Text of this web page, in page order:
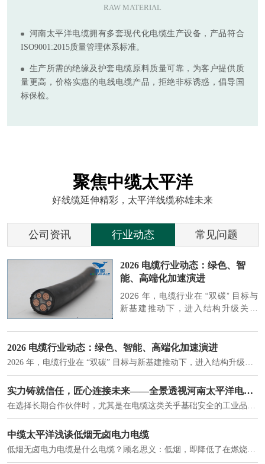
RAW MATERIAL
河南太平洋电缆拥有多套现代化电缆生产设备，产品符合
ISO9001:2015质量管理体系标准。
生产所需的绝缘及护套电缆原料质量可靠，为客户提供质
量更高，价格实惠的电线电缆产品，拒绝非标诱惑，倡导国
标保检。
聚焦中缆太平洋
好线缆延伸精彩，太平洋线缆称雄未来
公司资讯 行业动态 常见问题
2026 电缆行业动态：绿色、智
能、高端化加速演进
2026 年，电缆行业在 “双碳” 目标与
新基建推动下，进入结构升级关键
大清晰趋势，市场格局持续优化。
2026 电缆行业动态：绿色、智能、高端化加速演进
实力铸就信任，匠心连接未来——全景透视河南太平洋电缆厂
在选择长期合作伙伴时，尤其是在电缆这类关乎基础安全的工业品上，供应商的“内在实力”远比一纸报价单更重要。今天，我们邀请您“云参观”河南太平洋电缆厂，透过每一个细节，看我们如何将“可靠”二字，铸入每一米电缆。
中缆太平洋浅谈低烟无卤电力电缆
低烟无卤电力电缆是什么电缆？顾名思义：低烟，即降低了在燃烧时有害物体的产生；卤素对于人体来说是一种有毒气体，无卤就是没有毒气体的释放，通常是针对电缆遇火灾时而言的。低烟无卤电力电缆又可以称之为环保电缆，低烟无卤电缆大多数用于医院和对环境卫生要求比较严格的地方。